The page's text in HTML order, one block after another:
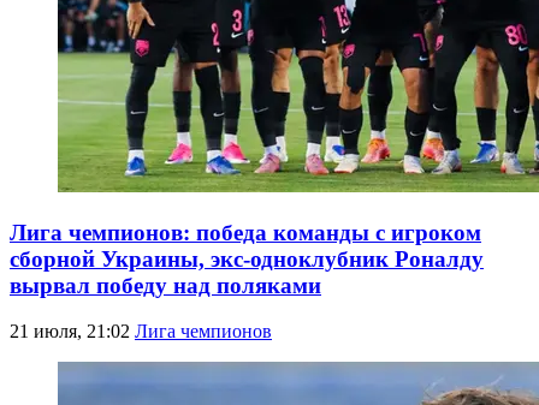
Лига чемпионов: победа команды с игроком
сборной Украины, экс-одноклубник Роналду
вырвал победу над поляками
21 июля, 21:02 Лига чемпионов